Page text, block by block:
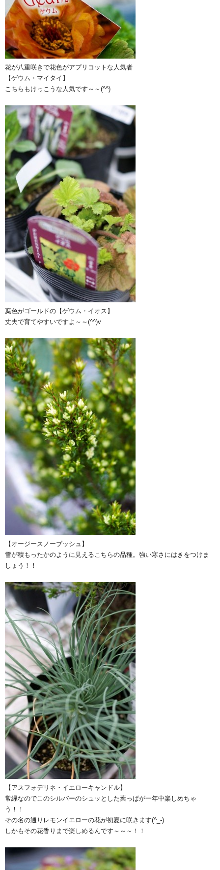
花が八重咲きで花色がアプリコットな人気者
【ゲウム・マイタイ】
こちらもけっこうな人気です～～(^^)
葉色がゴールドの【ゲウム・イオス】
丈夫で育てやすいですよ～～(^^)v
【オージースノーブッシュ】
雪が積もったかのように見えるこちらの品種。強い寒さにはきをつけま
しょう！！
【アスフォデリネ・イエローキャンドル】
常緑なのでこのシルバーのシュッとした葉っぱが一年中楽しめちゃ
う！！
その名の通りレモンイエローの花が初夏に咲きます(^_-)
しかもその花香りまで楽しめるんです～～～！！